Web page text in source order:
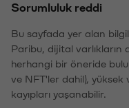
Sorumluluk reddi
Bu sayfada yer alan
Paribu, dijital varlıkların
herhangi bir öneride
ve NFT'ler dahil),
kayıpları yaşanabilir.